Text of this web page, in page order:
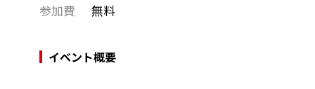
参加費 無料
イベント概要